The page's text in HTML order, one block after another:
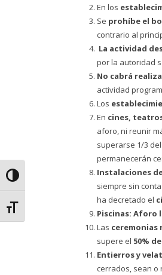
Alternar alto contraste
Alternar tamaño de letra
En los
Se prohíbe el
contrario al
La actividad
por la autoridad
No cabrá
actividad
Los
En cines,
aforo, ni reunir
superarse 1/3
permanecerán
Instalaciones
siempre sin
ha decretado el
Piscinas: Aforo
Las ceremonias
supere el 50%
Entierros y
cerrados, sean o